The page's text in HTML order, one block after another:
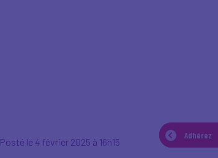
Adhérez
Adhérez
Posté le 4 février 2025 à 16h15